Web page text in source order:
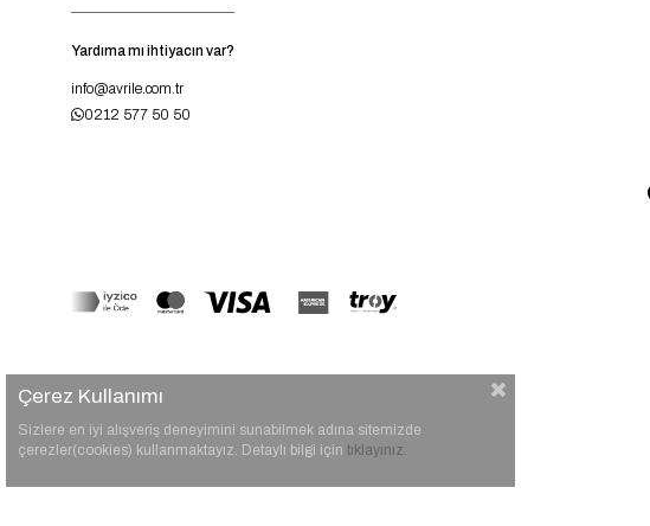
Yardıma mı ihtiyacın var?
info@avrile.com.tr
0212 577 50 50
Çerez Kullanımı
Sizlere en iyi alışveriş deneyimini sunabilmek adına sitemizde
çerezler(cookies) kullanmaktayız. Detaylı bilgi için tıklayınız.